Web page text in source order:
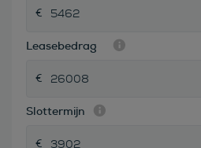
Leasebedrag
Slottermijn